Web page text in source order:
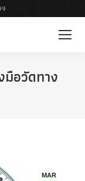
มือวัดทาง
MAR